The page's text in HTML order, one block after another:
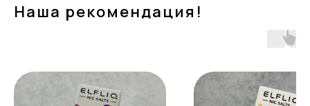
Наша рекомендация!